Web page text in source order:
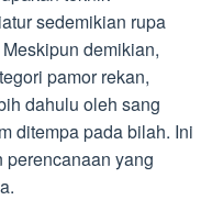
sedemikian rupa
demikian,
pamor rekan,
dahulu oleh sang
ditempa pada bilah. Ini
yang